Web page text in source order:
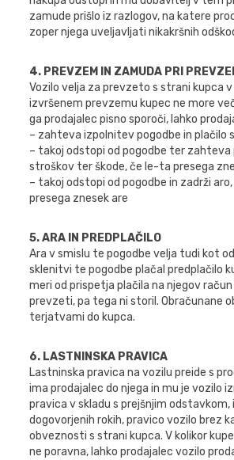
zamude prišlo iz razlogov, na katere
zoper njega uveljavljati nikakršnih
4. PREVZEM IN ZAMUDA PRI
Vozilo velja za prevzeto s strani kupca
izvršenem prevzemu kupec ne more
ga prodajalec pisno sporoči, lahko
– zahteva izpolnitev pogodbe in plačilo
– takoj odstopi od pogodbe ter zahteva
stroškov ter škode, če le-ta presega
– takoj odstopi od pogodbe in zadrži
presega znesek are
5. ARA IN PREDPLAČILO
Ara v smislu te pogodbe velja tudi kot
sklenitvi te pogodbe plačal predplačilo
meri od prispetja plačila na njegov
prevzeti, pa tega ni storil. Obračunane
terjatvami do kupca.
6. LASTNINSKA PRAVICA
Lastninska pravica na vozilu preide s
ima prodajalec do njega in mu je vozilo
pravica v skladu s prejšnjim
dogovorjenih rokih, pravico vozilo brez
obveznosti s strani kupca. V kolikor
ne poravna, lahko prodajalec vozilo